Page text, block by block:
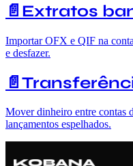
📄️ Extratos
Importar OFX e QIF na
e desfazer.
📄️
Mover dinheiro entre contas
lançamentos espelhados.